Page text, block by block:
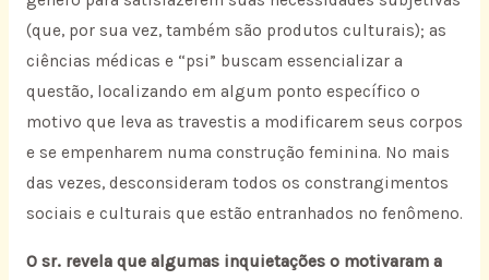
(que, por sua vez, também são produtos culturais); as
ciências médicas e “psi” buscam essencializar a
questão, localizando em algum ponto específico o
motivo que leva as travestis a modificarem seus corpos
e se empenharem numa construção feminina. No mais
das vezes, desconsideram todos os constrangimentos
sociais e culturais que estão entranhados no fenômeno.
O sr. revela que algumas inquietações o motivaram a